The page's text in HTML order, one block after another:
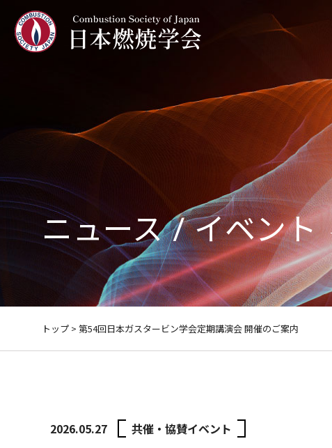
ニュース / イベント
トップ > 第54回日本ガスタービン学会定期講演会 開催のご案内
2026.05.27 共催・協賛イベント